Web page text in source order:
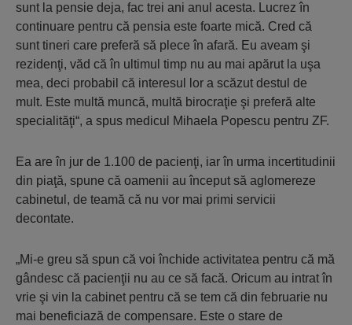
sunt la pensie deja, fac trei ani anul acesta. Lucrez în
continuare pentru că pensia este foarte mică. Cred că
sunt tineri care preferă să plece în afară. Eu aveam şi
rezidenţi, văd că în ultimul timp nu au mai apărut la uşa
mea, deci probabil că interesul lor a scăzut destul de
mult. Este multă muncă, multă birocraţie şi preferă alte
specialităţi“, a spus medicul Mihaela Popescu pentru ZF.
Ea are în jur de 1.100 de pacienţi, iar în urma incertitudinii
din piaţă, spune că oamenii au început să aglomereze
cabinetul, de teamă că nu vor mai primi servicii
decontate.
„Mi-e greu să spun că voi închide activitatea pentru că mă
gândesc că pacienţii nu au ce să facă. Oricum au intrat în
vrie şi vin la cabinet pentru că se tem că din februarie nu
mai bene­ficiază de compensare. Este o stare de